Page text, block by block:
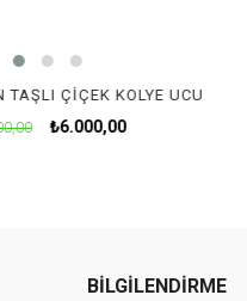
TAŞLI ÇIÇEK KOLYE UCU
₺6.000,00
BİLGİLENDİRME